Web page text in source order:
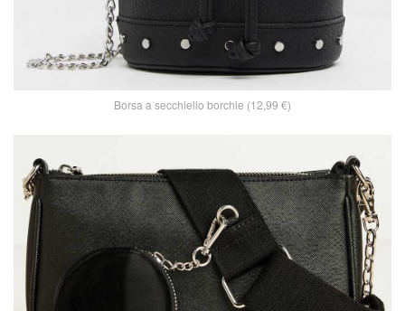
Borsa a secchiello borchie (12,99 €)